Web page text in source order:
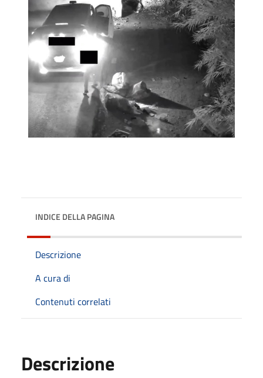
INDICE DELLA PAGINA
Descrizione
A cura di
Contenuti correlati
Descrizione